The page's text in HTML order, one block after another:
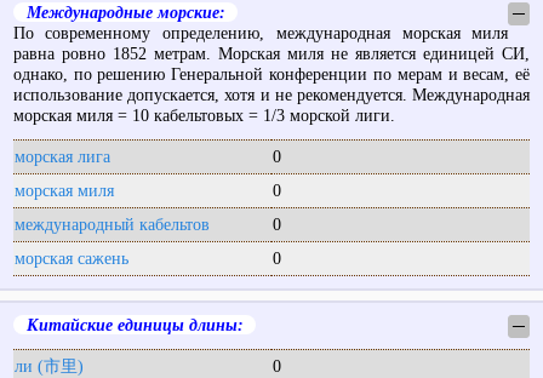
Международные морские:
─
По современному определению, международная морская миля
равна ровно 1852 метрам. Морская миля не является единицей СИ,
однако, по решению Генеральной конференции по мерам и весам, её
использование допускается, хотя и не рекомендуется. Международная
морская миля = 10 кабельтовых = 1/3 морской лиги.
морская лига
0
морская миля
0
международный кабельтов
0
морская сажень
0
Китайские единицы длины: ─
ли (市里)
0